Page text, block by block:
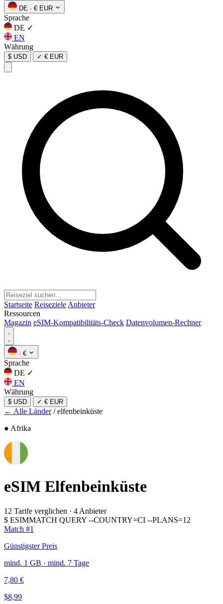
DE · € EUR
Sprache
DE ✓
EN
Währung
$ USD ✓ € EUR
Startseite Reiseziele Anbieter
Ressourcen
Magazin eSIM-Kompatibilitäts-Check Datenvolumen-Rechner
· €
Sprache
DE ✓
EN
Währung
$ USD ✓ € EUR
← Alle Länder / elfenbeinküste
● Afrika
eSIM Elfenbeinküste
12 Tarife verglichen · 4 Anbieter
$ ESIMMATCH QUERY --COUNTRY=CI --PLANS=12
Match #1
Günstigster Preis
mind. 1 GB · mind. 7 Tage
7,80 €
$8,99